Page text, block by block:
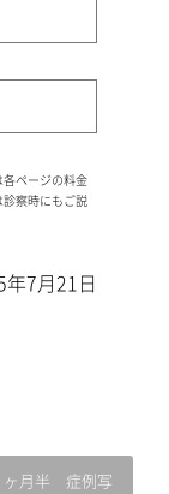
ページの料金
察時にもご説
年7月21日
ヶ月半 症例写